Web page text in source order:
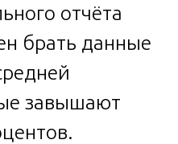
отчёта
брать данные
завышают